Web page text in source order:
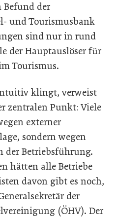
Befund der
und Tourismusbank
sind nur in rund
der Hauptauslöser für
Tourismus.
klingt, verweist
zentralen Punkt: Viele
externer
sondern wegen
der Betriebsführung.
hätten alle Betriebe
davon gibt es noch,
der
(ÖHV). Der